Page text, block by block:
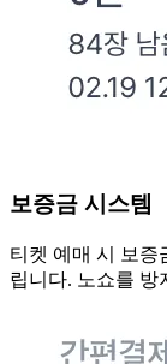
보증금 시스템
티켓 예매 시 보증
립니다. 노쇼를 방